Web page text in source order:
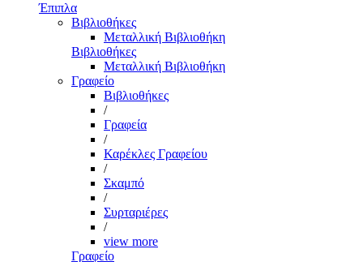
Έπιπλα
Βιβλιοθήκες
Μεταλλική Βιβλιοθήκη
Βιβλιοθήκες
Μεταλλική Βιβλιοθήκη
Γραφείο
Βιβλιοθήκες
/
Γραφεία
/
Καρέκλες Γραφείου
/
Σκαμπό
/
Συρταριέρες
/
view more
Γραφείο